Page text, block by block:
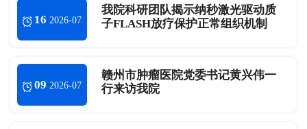
16 2026-07
我院科研团队揭示纳秒激光驱动质
子FLASH放疗保护正常组织机制
09 2026-07
赣州市肿瘤医院党委书记黄兴伟一
行来访我院